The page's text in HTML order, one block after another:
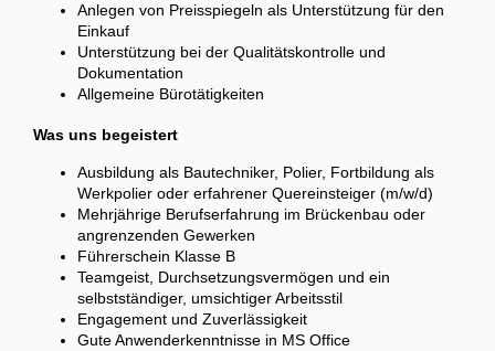
Anlegen von Preisspiegeln als Unterstützung für den
Einkauf
Unterstützung bei der Qualitätskontrolle und
Dokumentation
Allgemeine Bürotätigkeiten
Was uns begeistert
Ausbildung als Bautechniker, Polier, Fortbildung als
Werkpolier oder erfahrener Quereinsteiger (m/w/d)
Mehrjährige Berufserfahrung im Brückenbau oder
angrenzenden Gewerken
Führerschein Klasse B
Teamgeist, Durchsetzungsvermögen und ein
selbstständiger, umsichtiger Arbeitsstil
Engagement und Zuverlässigkeit
Gute Anwenderkenntnisse in MS Office